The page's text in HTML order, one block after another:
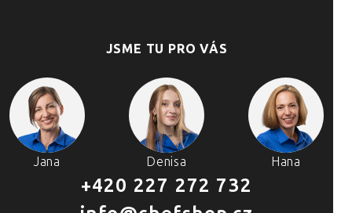
JSME TU PRO VÁS
Jana Denisa Hana
+420 227 272 732